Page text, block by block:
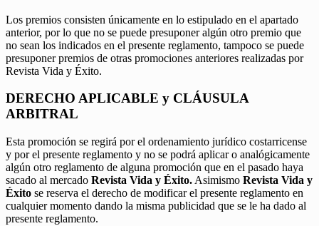
Los premios consisten únicamente en lo estipulado en el apartado
anterior, por lo que no se puede presuponer algún otro premio que
no sean los indicados en el presente reglamento, tampoco se puede
presuponer premios de otras promociones anteriores realizadas por
Revista Vida y Éxito.
DERECHO APLICABLE y CLÁUSULA
ARBITRAL
Esta promoción se regirá por el ordenamiento jurídico costarricense
y por el presente reglamento y no se podrá aplicar o analógicamente
algún otro reglamento de alguna promoción que en el pasado haya
sacado al mercado Revista Vida y Éxito. Asimismo Revista Vida y
Éxito se reserva el derecho de modificar el presente reglamento en
cualquier momento dando la misma publicidad que se le ha dado al
presente reglamento.